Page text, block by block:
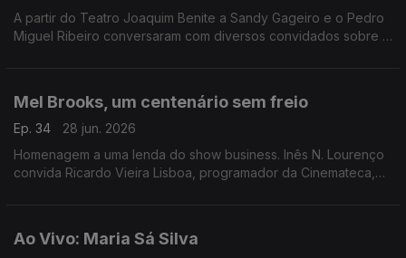
A partir do Teatro Joaquim Benite a Sandy Gageiro e o Pedro
Miguel Ribeiro conversaram com diversos convidados sobre o
Mel Brooks, um centenário sem freio
Ep. 34
28 jun. 2026
Homenagem a uma lenda do show business. Inês N. Lourenço
convida Ricardo Vieira Lisboa, programador da Cinemateca,
Ao Vivo: Maria Sá Silva